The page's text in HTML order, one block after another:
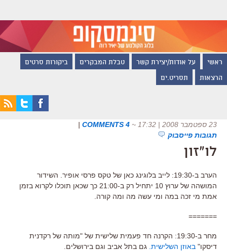
ראשי על אודות/יצירת קשר טבלת המבקרים ביקורות סרטים
הרצאות תסריט.ים
23 ספטמבר 2008 | 17:32 ~
4 COMMENTS
|
תגובות פייסבוק
לו"זון
הערב ב-19:30: לייב בלוגינג כאן של טקס פרסי אופיר. השידור
המושהה של ערוץ 10 יתחיל רק ב-21:00 כך שכאן תוכלו לקרוא בזמן
אמת מי זכה במה ומי עשה מה ומה קורה.
=======
מחר ב-19:30: הקרנה חד פעמית שלישית של "מותה של רקדנית
דיסקו" באוזן השלישית. גם בתל אביב וגם בירושלים.